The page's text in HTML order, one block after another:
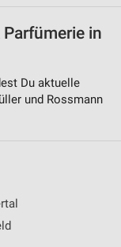
in
Du aktuelle
und Rossmann